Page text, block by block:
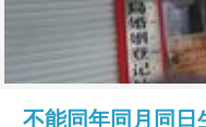
不能同年同月同